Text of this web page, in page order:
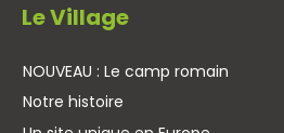
Le Village
NOUVEAU : Le camp romain
Notre histoire